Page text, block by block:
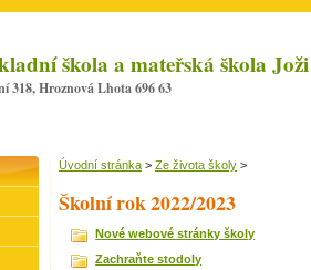
škola a mateřská škola
318, Hroznová Lhota 696 63
Úvodní stránka > Ze života školy >
Školní rok 2022/2023
Nové webové stránky školy
Zachraňte stodoly